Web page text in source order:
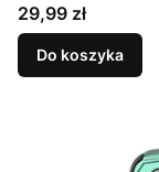
Cena
29,99 zł
Do koszyka